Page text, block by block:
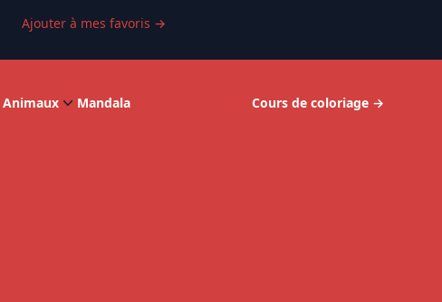
Ajouter à mes favoris →
Animaux Mandala Cours de coloriage →